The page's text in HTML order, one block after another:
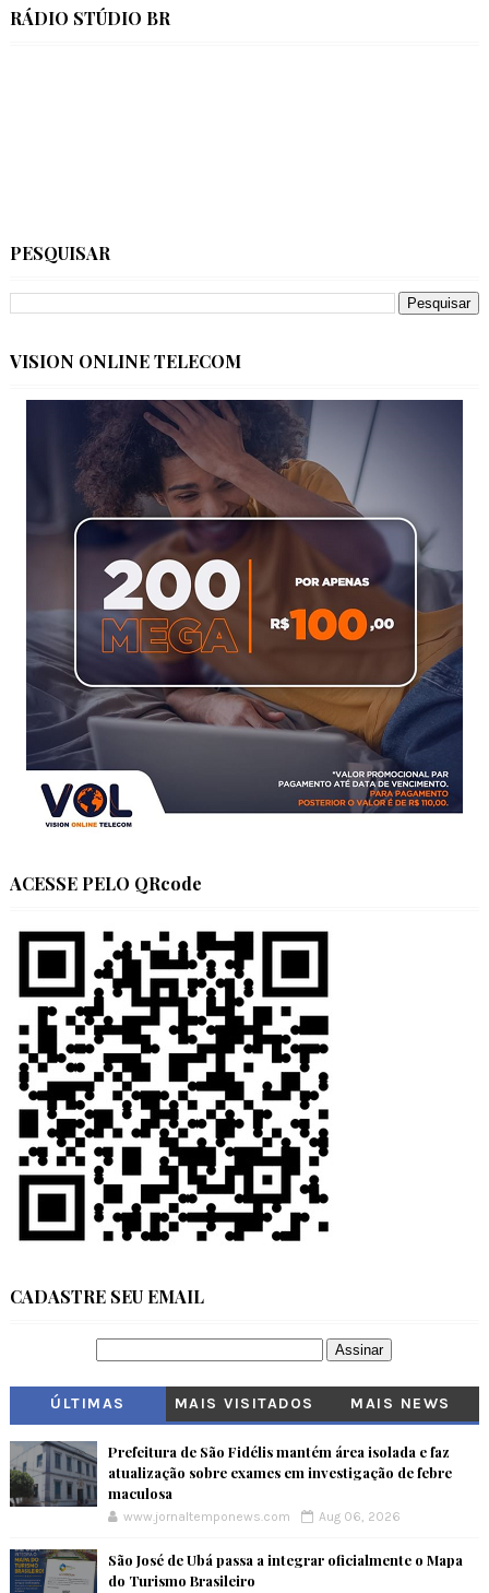
RÁDIO STÚDIO BR
PESQUISAR
VISION ONLINE TELECOM
ACESSE PELO QRcode
CADASTRE SEU EMAIL
ÚLTIMAS MAIS VISITADOS MAIS NEWS
Prefeitura de São Fidélis mantém área isolada e faz
atualização sobre exames em investigação de febre
maculosa
www.jornaltemponews.com Aug 06, 2026
São José de Ubá passa a integrar oficialmente o Mapa
do Turismo Brasileiro